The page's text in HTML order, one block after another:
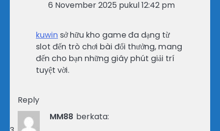
6 November 2025 pukul 12:42 pm
kuwin sở hữu kho game đa dạng từ
slot đến trò chơi bài đổi thưởng, mang
đến cho bạn những giây phút giải trí
tuyệt vời.
Reply
MM88 berkata: